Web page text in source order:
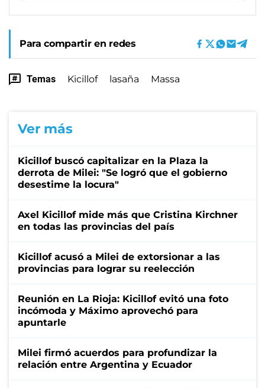
Para compartir en redes
Temas Kicillof lasaña Massa
Ver más
Kicillof buscó capitalizar en la Plaza la
derrota de Milei: "Se logró que el gobierno
desestime la locura"
Axel Kicillof mide más que Cristina Kirchner
en todas las provincias del país
Kicillof acusó a Milei de extorsionar a las
provincias para lograr su reelección
Reunión en La Rioja: Kicillof evitó una foto
incómoda y Máximo aprovechó para
apuntarle
Milei firmó acuerdos para profundizar la
relación entre Argentina y Ecuador